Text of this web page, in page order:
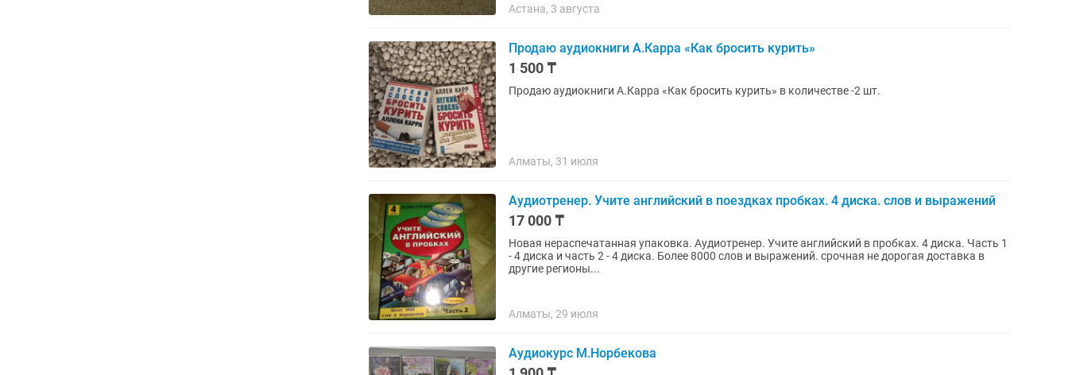
Астана, 3 августа
Продаю аудиокниги А.Карра «Как бросить курить»
1 500 ₸
Продаю аудиокниги А.Карра «Как бросить курить» в количестве -2 шт.
Алматы, 31 июля
Аудиотренер. Учите английский в поездках пробках. 4 диска. слов и выражений
17 000 ₸
Новая нераспечатанная упаковка. Аудиотренер. Учите английский в пробках. 4 диска. Часть 1
- 4 диска и часть 2 - 4 диска. Более 8000 слов и выражений. срочная не дорогая доставка в
другие регионы...
Алматы, 29 июля
Аудиокурс М.Норбекова